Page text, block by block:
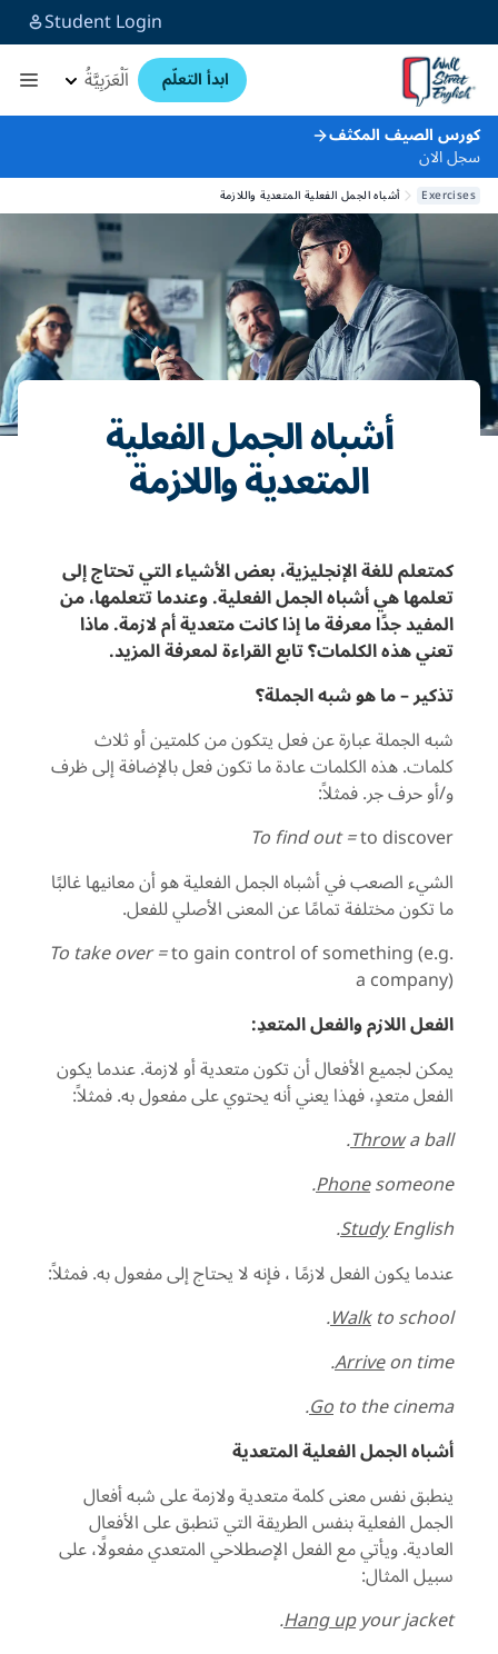
Student Login
ابدأ التعلّم اَلْعَرَبِيَّةُ
كورس الصيف المكثف
سجل الان
Exercises أشباه الجمل الفعلية المتعدية واللازمة
أشباه الجمل الفعلية
المتعدية واللازمة
كمتعلم للغة الإنجليزية، بعض الأشياء التي تحتاج إلى
تعلمها هي أشباه الجمل الفعلية. وعندما تتعلمها، من
المفيد جدًا معرفة ما إذا كانت متعدية أم لازمة. ماذا
تعني هذه الكلمات؟ تابع القراءة لمعرفة المزيد.
تذكير – ما هو شبه الجملة؟
شبه الجملة عبارة عن فعل يتكون من كلمتين أو ثلاث
كلمات. هذه الكلمات عادة ما تكون فعل بالإضافة إلى ظرف
و/أو حرف جر. فمثلاً:
To find out =to discover
الشيء الصعب في أشباه الجمل الفعلية هو أن معانيها غالبًا
ما تكون مختلفة تمامًا عن المعنى الأصلي للفعل.
To take over =to gain control of something (e.g.
a company)
الفعل اللازم والفعل المتعدِ:
يمكن لجميع الأفعال أن تكون متعدية أو لازمة. عندما يكون
الفعل متعدٍ، فهذا يعني أنه يحتوي على مفعول به. فمثلاً:
Throwa ball.
Phonesomeone.
StudyEnglish.
عندما يكون الفعل لازمًا ، فإنه لا يحتاج إلى مفعول به. فمثلاً:
Walkto school.
Arriveon time.
Goto the cinema.
أشباه الجمل الفعلية المتعدية
ينطبق نفس معنى كلمة متعدية ولازمة على شبه أفعال
الجمل الفعلية بنفس الطريقة التي تنطبق على الأفعال
العادية. ويأتي مع الفعل الإصطلاحي المتعدي مفعولًا، على
سبيل المثال:
Hang upyour jacket.